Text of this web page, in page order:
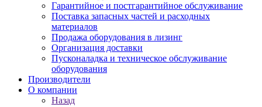
Гарантийное и постгарантийное обслуживание
Поставка запасных частей и расходных
материалов
Продажа оборудования в лизинг
Организация доставки
Пусконаладка и техническое обслуживание
оборудования
Производители
О компании
Назад